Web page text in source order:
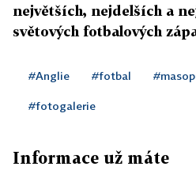
největších, nejdelších a
světových fotbalových
#Anglie #fotbal
#fotogalerie
Informace už máte